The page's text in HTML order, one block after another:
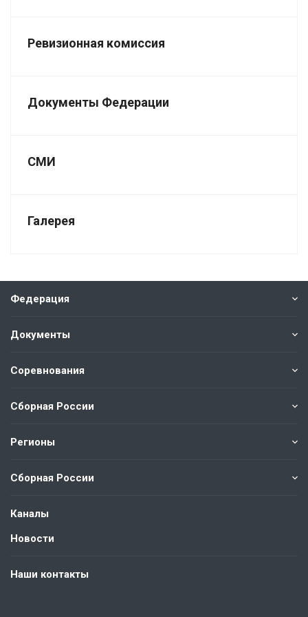
Ревизионная комиссия
Документы Федерации
СМИ
Галерея
Федерация
Документы
Соревнования
Сборная России
Регионы
Сборная России
Каналы
Новости
Наши контакты